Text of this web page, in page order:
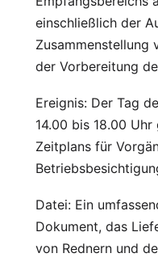
einschließlich der
Zusammenstellung
der Vorbereitung
Ereignis: Der Tag
14.00 bis 18.00
Zeitplans für
Datei: Ein
Dokument, das
von Rednern und